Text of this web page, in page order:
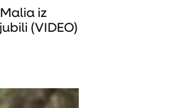
iz
(VIDEO)